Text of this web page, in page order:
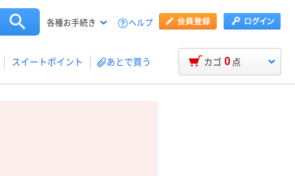
各種お手続き ヘルプ
スイートポイント あとで買う カゴ 0 点